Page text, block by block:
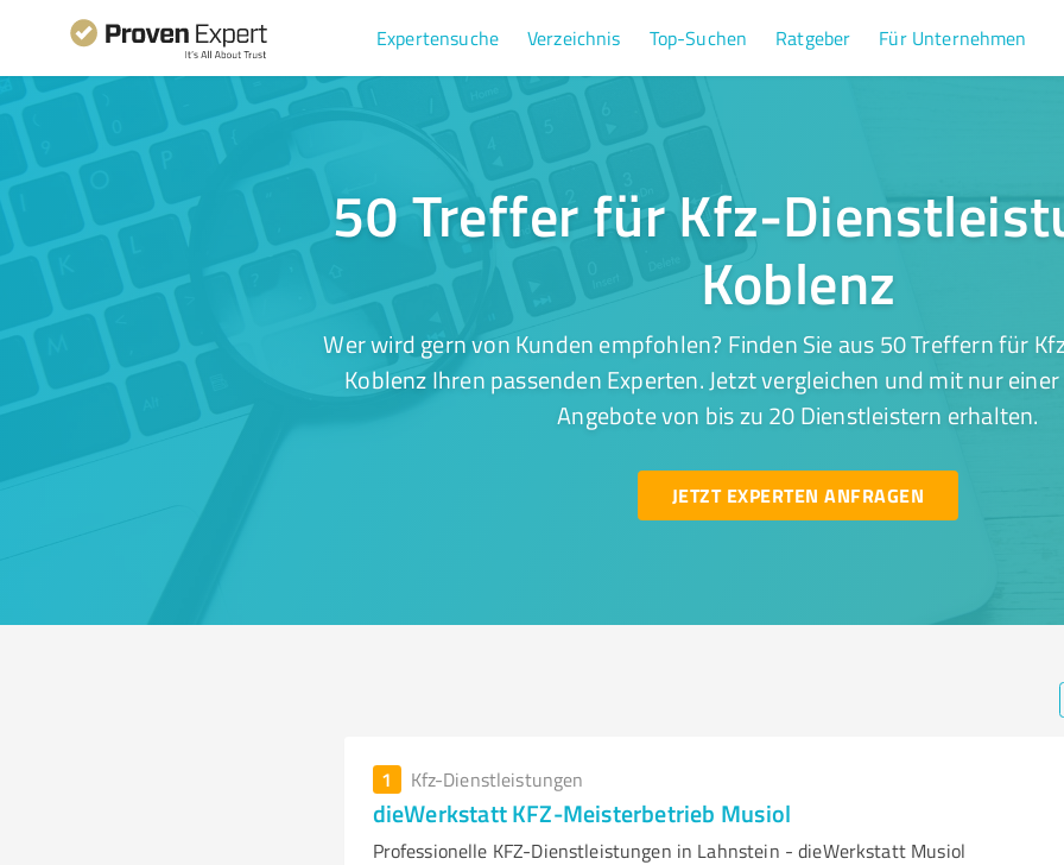
Expertensuche Verzeichnis Top-Suchen Ratgeber Für Unternehmen
50 Treffer für Kfz-
Koblenz
Wer wird gern von Kunden empfohlen? Finden Sie aus 50 Treffern für
Koblenz Ihren passenden Experten. Jetzt vergleichen und mit nur
Angebote von bis zu 20 Dienstleistern erhalten.
JETZT EXPERTEN ANFRAGEN
1 Kfz-Dienstleistungen
dieWerkstatt KFZ-Meisterbetrieb Musiol
Professionelle KFZ-Dienstleistungen in Lahnstein - dieWerkstatt Musiol